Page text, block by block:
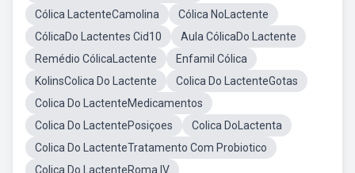
Cólica LactenteCamolina
Cólica NoLactente
CólicaDo Lactentes Cid10
Aula CólicaDo Lactente
Remédio CólicaLactente
Enfamil Cólica
KolinsColica Do Lactente
Colica Do LactenteGotas
Colica Do LactenteMedicamentos
Colica Do LactentePosiçoes
Colica DoLactenta
Colica Do LactenteTratamento Com Probiotico
Colica Do LactenteRoma IV